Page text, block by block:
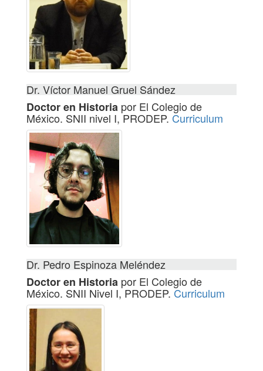
Dr. Víctor Manuel Gruel Sández
Doctor en Historia por El Colegio de
México. SNII nivel I, PRODEP. Curriculum
Dr. Pedro Espinoza Meléndez
Doctor en Historia por El Colegio de
México. SNII Nivel I, PRODEP. Curriculum